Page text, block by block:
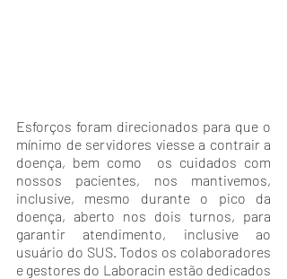
Esforços foram direcionados para que o
mínimo de servidores viesse a contrair a
doença, bem como  os cuidados com
nossos pacientes, nos mantivemos,
inclusive, mesmo durante o pico da
doença, aberto nos dois turnos, para
garantir atendimento, inclusive ao
usuário do SUS. Todos os colaboradores
e gestores do Laboracin estão dedicados